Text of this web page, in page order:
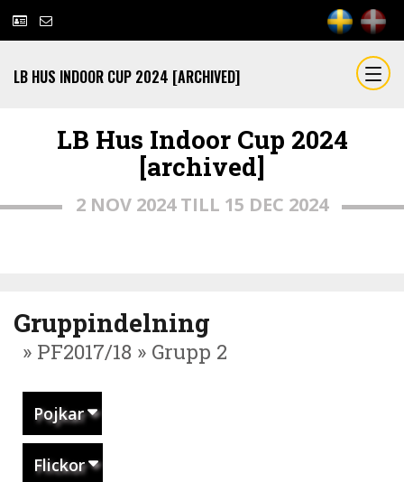
LB HUS INDOOR CUP 2024 [ARCHIVED]
LB Hus Indoor Cup 2024
[archived]
2 NOV 2024 TILL 15 DEC 2024
Gruppindelning
» PF2017/18 » Grupp 2
Pojkar
Flickor